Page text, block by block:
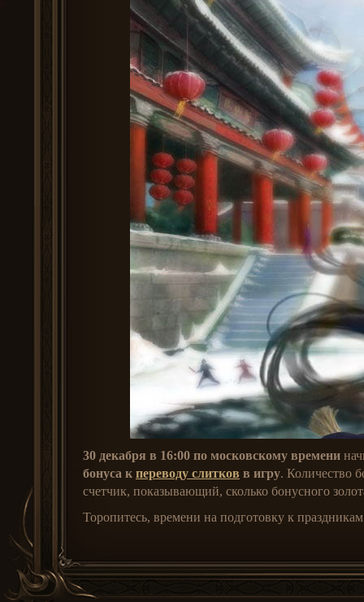
30 декабря в 16:00 по московскому времени
бонуса к переводу слитков в игру. Количество
счетчик, показывающий, сколько бонусного
Торопитесь, времени на подготовку к